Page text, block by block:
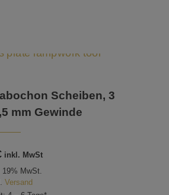
Scheiben, 3
mm Gewinde
inkl. MwSt
19% MwSt.
Versand